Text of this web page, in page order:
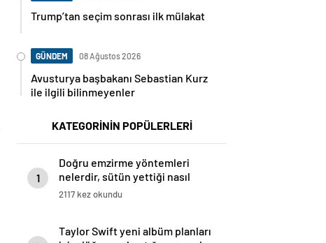
Trump’tan seçim sonrası ilk mülakat
GÜNDEM 08 Ağustos 2026
Avusturya başbakanı Sebastian Kurz
ile ilgili bilinmeyenler
KATEGORİNİN POPÜLERLERİ
1
Doğru emzirme yöntemleri
nelerdir, sütün yettiği nasıl
anlaşılır?
2117 kez okundu
Taylor Swift yeni albüm planları